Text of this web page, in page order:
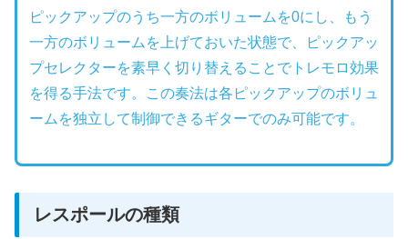
ピックアップのうち一方のボリュームを0にし、もう
一方のボリュームを上げておいた状態で、ピックアッ
プセレクターを素早く切り替えることでトレモロ効果
を得る手法です。この奏法は各ピックアップのボリュ
ームを独立して制御できるギターでのみ可能です。
レスポールの種類